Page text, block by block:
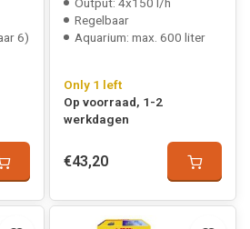
6)
Regelbaar
Aquarium: max. 600 liter
Only 1 left
Op voorraad, 1-2
werkdagen
€43,20